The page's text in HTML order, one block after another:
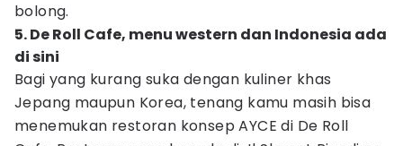
bolong.
5. De Roll Cafe, menu western dan Indonesia ada
di sini
Bagi yang kurang suka dengan kuliner khas
Jepang maupun Korea, tenang kamu masih bisa
menemukan restoran konsep AYCE di De Roll